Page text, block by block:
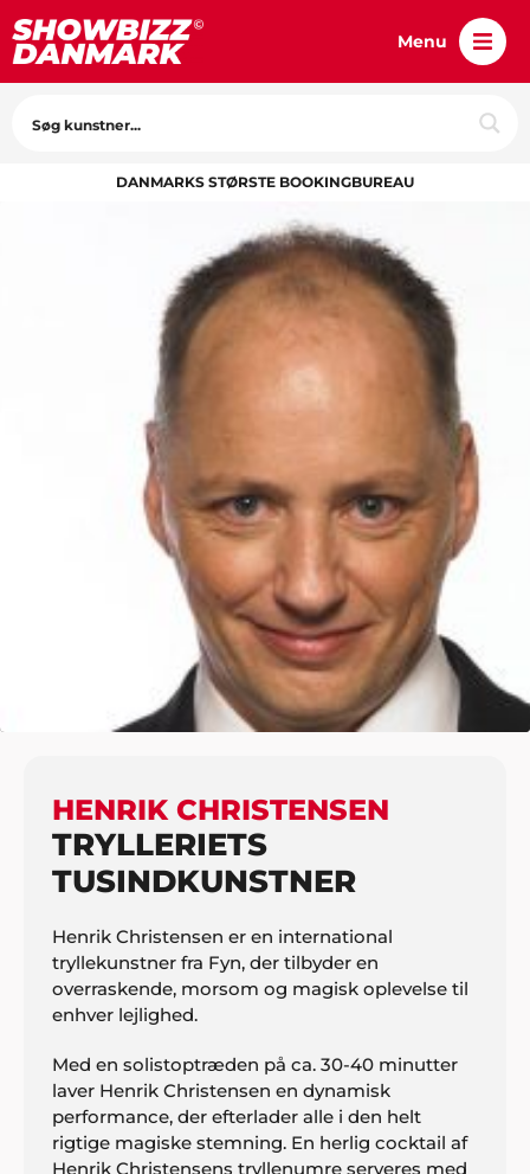
Menu
DANMARKS STØRSTE BOOKINGBUREAU
UNDERHOLDNING
TRYLLEKUNSTNERE
HENRIK CHRISTENSEN
HENRIK CHRISTENSEN
TRYLLERIETS
TUSINDKUNSTNER
Henrik Christensen er en international
tryllekunstner fra Fyn, der tilbyder en
overraskende, morsom og magisk oplevelse til
enhver lejlighed.
Med en solistoptræden på ca. 30-40 minutter
laver Henrik Christensen en dynamisk
performance, der efterlader alle i den helt
rigtige magiske stemning. En herlig cocktail af
Henrik Christensens tryllenumre serveres med